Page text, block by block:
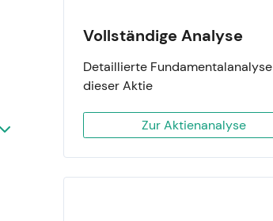
Vollständige Analyse
Detaillierte Fundamentalanalyse
dieser Aktie
Zur Aktienanalyse